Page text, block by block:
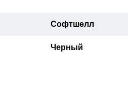
помощи сантиметровой ленты.
Софтшелл
Черный